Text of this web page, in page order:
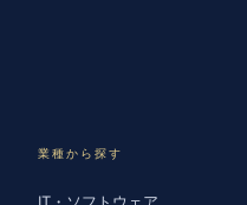
業種から探す
IT・ソフトウェア